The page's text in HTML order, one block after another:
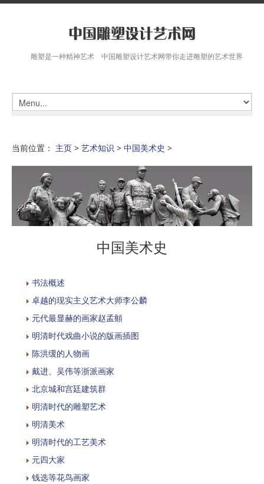
雕塑是一种精神艺术 中国雕塑设计艺术网带你走进雕塑的艺术世界
当前位置： 主页 > 艺术知识 > 中国美术史 >
中国美术史
书法概述
卓越的现实主义艺术大师李公麟
元代最显赫的画家赵孟頫
明清时代戏曲小说的版画插图
陈洪缓的人物画
戴进、吴伟等浙派画家
北京城和宫廷建筑群
明清时代的雕塑艺术
明清美术
明清时代的工艺美术
元四大家
钱选等花鸟画家